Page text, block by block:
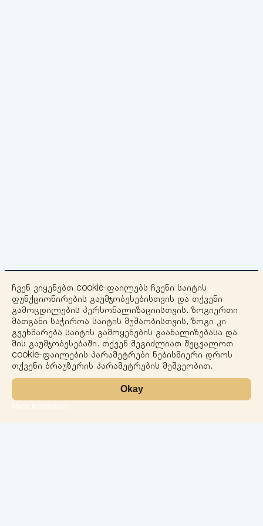
+
−
ჩვენ ვიყენებთ cookie-ფაილებს ჩვენი საიტის
ფუნქციონირების გაუმჯობესებისთვის და თქვენი
გამოცდილების პერსონალიზაციისთვის. ზოგიერთი
მათგანი საჭიროა საიტის მუშაობისთვის, ზოგი კი
გვეხმარება საიტის გამოყენების გაანალიზებასა და
მის გაუმჯობესებაში. თქვენ შეგიძლიათ შეცვალოთ
cookie-ფაილების პარამეტრები ნებისმიერი დროს
თქვენი ბრაუზერის პარამეტრების მეშვეობით.
Okay
More information